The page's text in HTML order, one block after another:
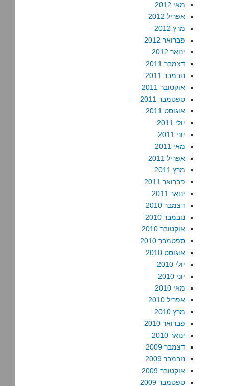
מאי 2012
אפריל 2012
מרץ 2012
פברואר 2012
ינואר 2012
דצמבר 2011
נובמבר 2011
אוקטובר 2011
ספטמבר 2011
אוגוסט 2011
יולי 2011
יוני 2011
מאי 2011
אפריל 2011
מרץ 2011
פברואר 2011
ינואר 2011
דצמבר 2010
נובמבר 2010
אוקטובר 2010
ספטמבר 2010
אוגוסט 2010
יולי 2010
יוני 2010
מאי 2010
אפריל 2010
מרץ 2010
פברואר 2010
ינואר 2010
דצמבר 2009
נובמבר 2009
אוקטובר 2009
ספטמבר 2009